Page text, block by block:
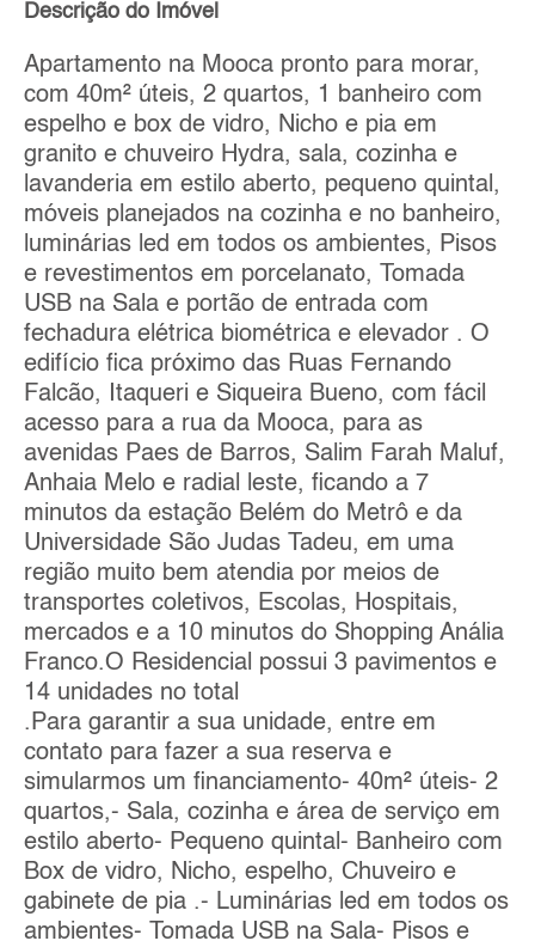
Descrição do Imóvel
Apartamento na Mooca pronto para morar,
com 40m² úteis, 2 quartos, 1 banheiro com
espelho e box de vidro, Nicho e pia em
granito e chuveiro Hydra, sala, cozinha e
lavanderia em estilo aberto, pequeno quintal,
móveis planejados na cozinha e no banheiro,
luminárias led em todos os ambientes, Pisos
e revestimentos em porcelanato, Tomada
USB na Sala e portão de entrada com
fechadura elétrica biométrica e elevador . O
edifício fica próximo das Ruas Fernando
Falcão, Itaqueri e Siqueira Bueno, com fácil
acesso para a rua da Mooca, para as
avenidas Paes de Barros, Salim Farah Maluf,
Anhaia Melo e radial leste, ficando a 7
minutos da estação Belém do Metrô e da
Universidade São Judas Tadeu, em uma
região muito bem atendia por meios de
transportes coletivos, Escolas, Hospitais,
mercados e a 10 minutos do Shopping Anália
Franco.O Residencial possui 3 pavimentos e
14 unidades no total
.Para garantir a sua unidade, entre em
contato para fazer a sua reserva e
simularmos um financiamento- 40m² úteis- 2
quartos,- Sala, cozinha e área de serviço em
estilo aberto- Pequeno quintal- Banheiro com
Box de vidro, Nicho, espelho, Chuveiro e
gabinete de pia .- Luminárias led em todos os
ambientes- Tomada USB na Sala- Pisos e